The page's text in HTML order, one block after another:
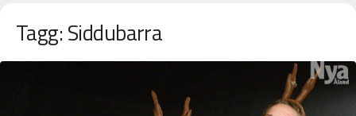
Tagg: Siddubarra